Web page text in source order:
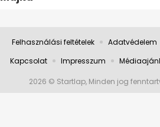
Felhasználási feltételek
Adatvédelem
Kapcsolat
Impresszum
2026 © Startlap, Minden jog